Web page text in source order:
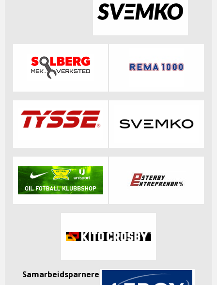
Samarbeidsparnere